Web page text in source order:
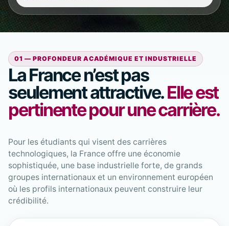
01 — PROFONDEUR ACADÉMIQUE ET INDUSTRIELLE
La France n’est pas
seulement attractive.Elle est
pertinente pour une carrière.
Pour les étudiants qui visent des carrières
technologiques, la France offre une économie
sophistiquée, une base industrielle forte, de grands
groupes internationaux et un environnement européen
où les profils internationaux peuvent construire leur
crédibilité.